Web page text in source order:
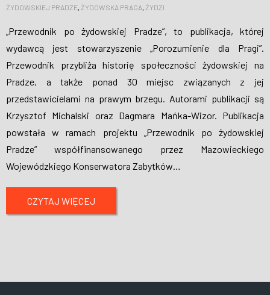
ŻYDOWSKIEJ PRADZE, ŻYDOWSKA PRAGA, ŻYDZI
„Przewodnik po żydowskiej Pradze”, to publikacja, której
wydawcą jest stowarzyszenie „Porozumienie dla Pragi”.
Przewodnik przybliża historię społeczności żydowskiej na
Pradze, a także ponad 30 miejsc związanych z jej
przedstawicielami na prawym brzegu. Autorami publikacji są
Krzysztof Michalski oraz Dagmara Mańka-Wizor. Publikacja
powstała w ramach projektu „Przewodnik po żydowskiej
Pradze” współfinansowanego przez Mazowieckiego
Wojewódzkiego Konserwatora Zabytków…
CZYTAJ WIĘCEJ